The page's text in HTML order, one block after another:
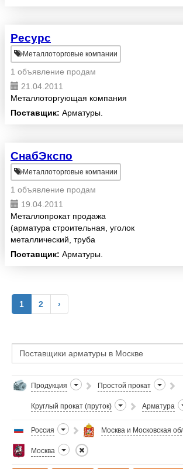
Ресурс
Металлоторговые компании
1 объявление продам
21.04.2011
Металлоторгующая компания
Поставщик: Арматуры.
СнабЭкспо
Металлоторговые компании
1 объявление продам
19.04.2011
Металлопрокат продажа
(арматура строительная, уголок
металлический, труба
профильная, швеллер, балка)
Поставщик: Арматуры.
1 2 ›
Продукция Простой прокат
Круглый прокат (пруток) Арматура
Россия Москва и Московская
Москва